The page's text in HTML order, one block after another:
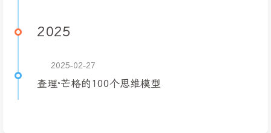
2025
2025-02-27
查理·芒格的100个思维模型